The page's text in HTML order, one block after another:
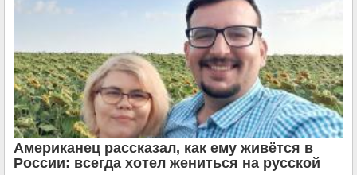
Американец рассказал, как ему живётся в
России: всегда хотел жениться на русской